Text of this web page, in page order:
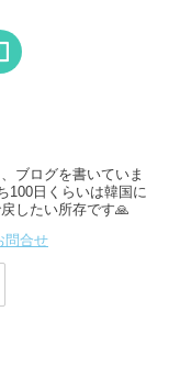
ブログを書いていま
100日くらいは韓国に
したい所存です🙏
問合せ